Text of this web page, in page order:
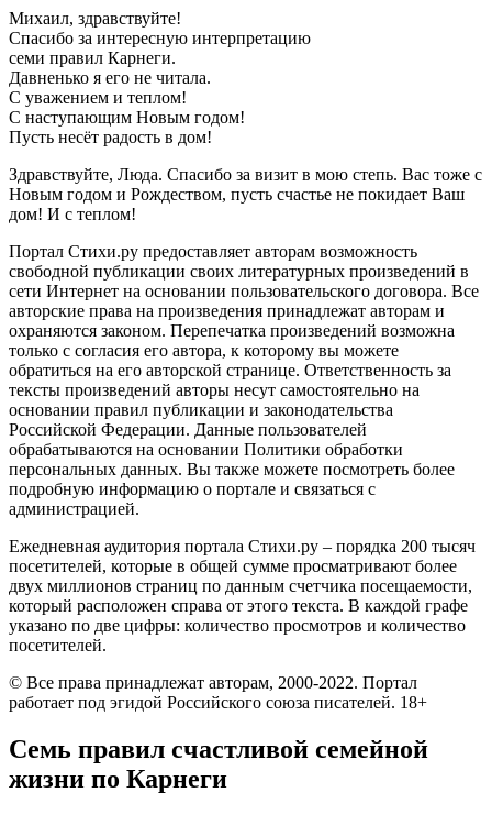
Михаил, здравствуйте!
Спасибо за интересную интерпретацию
семи правил Карнеги.
Давненько я его не читала.
С уважением и теплом!
С наступающим Новым годом!
Пусть несёт радость в дом!
Здравствуйте, Люда. Спасибо за визит в мою степь. Вас тоже с
Новым годом и Рождеством, пусть счастье не покидает Ваш
дом! И с теплом!
Портал Стихи.ру предоставляет авторам возможность
свободной публикации своих литературных произведений в
сети Интернет на основании пользовательского договора. Все
авторские права на произведения принадлежат авторам и
охраняются законом. Перепечатка произведений возможна
только с согласия его автора, к которому вы можете
обратиться на его авторской странице. Ответственность за
тексты произведений авторы несут самостоятельно на
основании правил публикации и законодательства
Российской Федерации. Данные пользователей
обрабатываются на основании Политики обработки
персональных данных. Вы также можете посмотреть более
подробную информацию о портале и связаться с
администрацией.
Ежедневная аудитория портала Стихи.ру – порядка 200 тысяч
посетителей, которые в общей сумме просматривают более
двух миллионов страниц по данным счетчика посещаемости,
который расположен справа от этого текста. В каждой графе
указано по две цифры: количество просмотров и количество
посетителей.
© Все права принадлежат авторам, 2000-2022. Портал
работает под эгидой Российского союза писателей. 18+
Семь правил счастливой семейной
жизни по Карнеги